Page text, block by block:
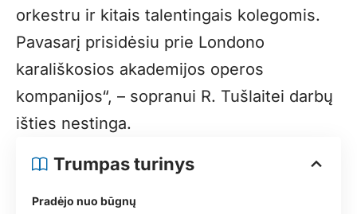
orkestru ir kitais talentingais kolegomis.
Pavasarį prisidėsiu prie Londono
karališkosios akademijos operos
kompanijos“, – sopranui R. Tušlaitei darbų
išties nestinga.
Trumpas turinys
Pradėjo nuo būgnų